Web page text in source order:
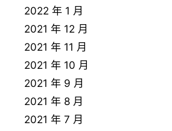
2022 年 1 月
2021 年 12 月
2021 年 11 月
2021 年 10 月
2021 年 9 月
2021 年 8 月
2021 年 7 月